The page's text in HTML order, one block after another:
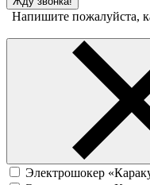
Напишите пожалуйста,
Электрошокер